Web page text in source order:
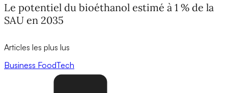
Le potentiel du bioéthanol estimé à 1 % de la
SAU en 2035
Articles les plus lus
Business FoodTech